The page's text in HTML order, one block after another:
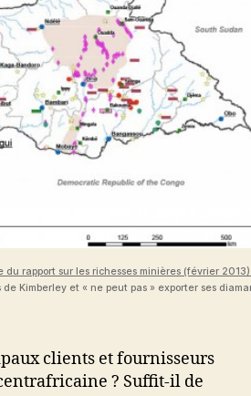
du rapport sur les richesses minières (février
de Kimberley et « ne peut pas » exporter ses
clients et fournisseurs
? Suffit-il de